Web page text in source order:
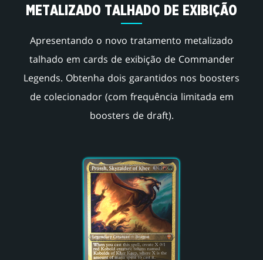
METALIZADO TALHADO DE EXIBIÇÃO
Apresentando o novo tratamento metalizado
talhado em cards de exibição de Commander
Legends. Obtenha dois garantidos nos boosters
de colecionador (com frequência limitada em
boosters de draft).